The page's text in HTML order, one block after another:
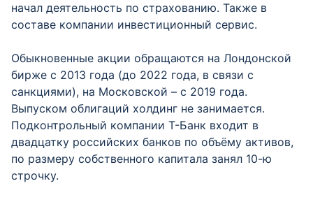
начал деятельность по страхованию. Также в
составе компании инвестиционный сервис.
Обыкновенные акции обращаются на Лондонской
бирже с 2013 года (до 2022 года, в связи с
санкциями), на Московской – с 2019 года.
Выпуском облигаций холдинг не занимается.
Подконтрольный компании Т-Банк входит в
двадцатку российских банков по объёму активов,
по размеру собственного капитала занял 10-ю
строчку.